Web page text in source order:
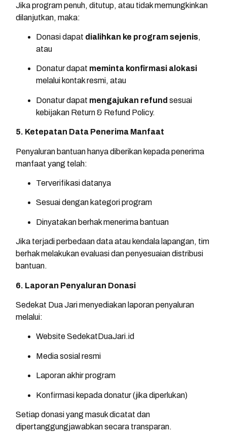
Jika program penuh, ditutup, atau tidak memungkinkan
dilanjutkan, maka:
Donasi dapat dialihkan ke program sejenis,
atau
Donatur dapat meminta konfirmasi alokasi
melalui kontak resmi, atau
Donatur dapat mengajukan refund sesuai
kebijakan Return & Refund Policy.
5. Ketepatan Data Penerima Manfaat
Penyaluran bantuan hanya diberikan kepada penerima
manfaat yang telah:
Terverifikasi datanya
Sesuai dengan kategori program
Dinyatakan berhak menerima bantuan
Jika terjadi perbedaan data atau kendala lapangan, tim
berhak melakukan evaluasi dan penyesuaian distribusi
bantuan.
6. Laporan Penyaluran Donasi
Sedekat Dua Jari menyediakan laporan penyaluran
melalui:
Website SedekatDuaJari.id
Media sosial resmi
Laporan akhir program
Konfirmasi kepada donatur (jika diperlukan)
Setiap donasi yang masuk dicatat dan
dipertanggungjawabkan secara transparan.